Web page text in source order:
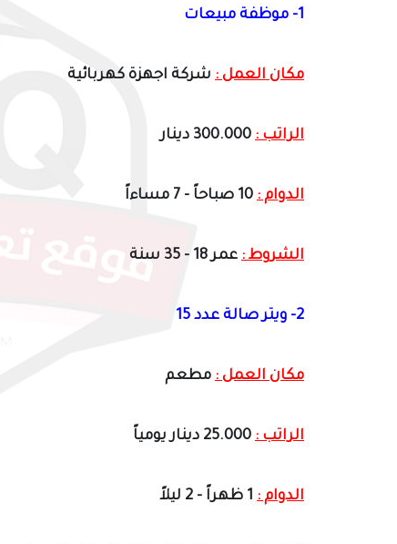
1- موظفة مبيعات
مكان العمل : شركة اجهزة كهربائية
الراتب :
الدوام :
الشروط : عمر 18 - 35 سنة
2- ويتر صالة عدد 15
مكان العمل : مطعم
الراتب :
الدوام :